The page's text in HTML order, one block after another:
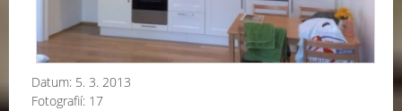
Datum: 5. 3. 2013
Fotografií: 17